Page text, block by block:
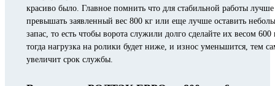
красиво было. Главное помнить что для стабильной работы
превышать заявленный вес 800 кг или еще лучше оставить
запас, то есть чтобы ворота служили долго сделайте их весом 600
тогда нагрузка на ролики будет ниже, и износ уменьшится, тем
увеличит срок службы.